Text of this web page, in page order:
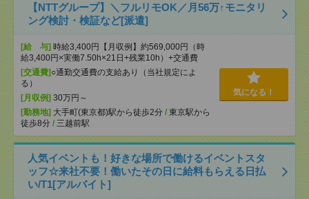
【NTTグループ】＼フルリモOK／月56万↑モニタリ
ング検討・検証など[派遣]
[給 与] 時給3,400円【月収例】約569,000円（時
給3,400円×実働7.50h×21日+残業10h）+交通費
[交通費] ○通勤交通費の支給あり（当社規定によ
る）
[月収例] 30万円～
[勤務地] 大手町(東京都)駅から徒歩2分 / 東京駅から
徒歩8分 / 三越前駅
気になる！
人気イベントも！好きな場所で働けるイベントスタ
ッフ☆来社不要！働いたその日に給料もらえる日払
い/T1[アルバイト]